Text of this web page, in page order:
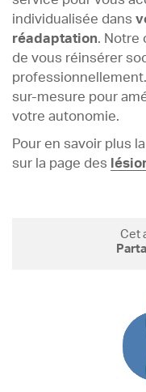
individualisée dans
réadaptation. Notre
de vous réinsérer
sur-mesure pour
votre autonomie.
Pour en savoir plus
sur la page des
Cet